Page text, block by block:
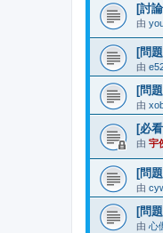
[討
由
[問
由
[問
由
[必
由 宇
[問
由
[問
由 心